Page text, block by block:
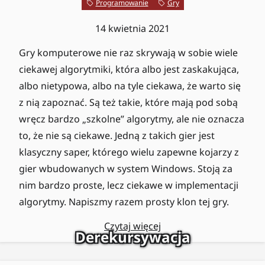
Programowanie Gry
14 kwietnia 2021
Gry komputerowe nie raz skrywają w sobie wiele
ciekawej algorytmiki, która albo jest zaskakująca,
albo nietypowa, albo na tyle ciekawa, że warto się
z nią zapoznać. Są też takie, które mają pod sobą
wręcz bardzo „szkolne” algorytmy, ale nie oznacza
to, że nie są ciekawe. Jedną z takich gier jest
klasyczny saper, którego wielu zapewne kojarzy z
gier wbudowanych w system Windows. Stoją za
nim bardzo proste, lecz ciekawe w implementacji
algorytmy. Napiszmy razem prosty klon tej gry.
Czytaj więcej
Derekursywacja